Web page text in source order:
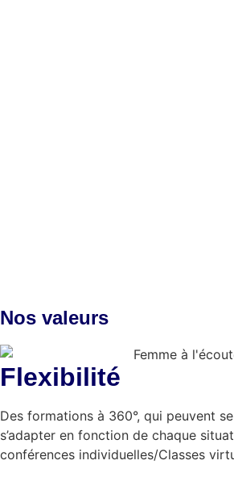
Nos valeurs
Flexibilité
Des formations à 360°, qui peuvent
s’adapter en fonction de chaque
conférences individuelles/Classes